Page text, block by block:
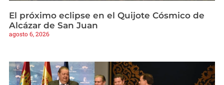
El próximo eclipse en el Quijote Cósmico de
Alcázar de San Juan
agosto 6, 2026